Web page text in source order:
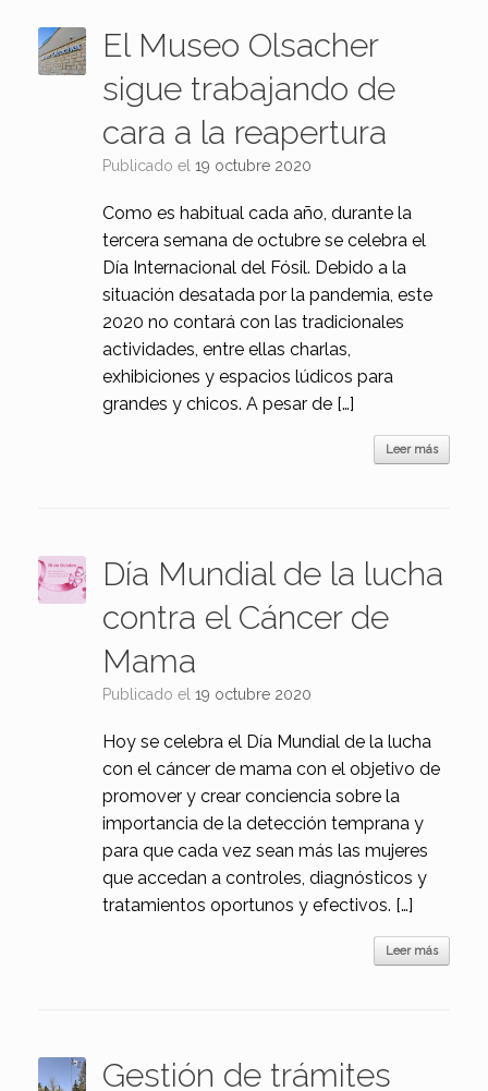
El Museo Olsacher
sigue trabajando de
cara a la reapertura
Publicado el 19 octubre 2020
Como es habitual cada año, durante la
tercera semana de octubre se celebra el
Día Internacional del Fósil. Debido a la
situación desatada por la pandemia, este
2020 no contará con las tradicionales
actividades, entre ellas charlas,
exhibiciones y espacios lúdicos para
grandes y chicos. A pesar de […]
Leer más
Día Mundial de la lucha
contra el Cáncer de
Mama
Publicado el 19 octubre 2020
Hoy se celebra el Día Mundial de la lucha
con el cáncer de mama con el objetivo de
promover y crear conciencia sobre la
importancia de la detección temprana y
para que cada vez sean más las mujeres
que accedan a controles, diagnósticos y
tratamientos oportunos y efectivos. […]
Leer más
Gestión de trámites